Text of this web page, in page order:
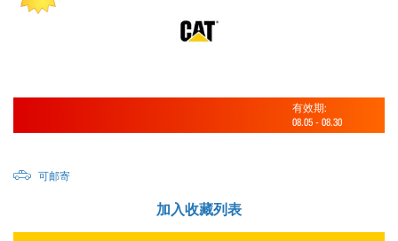
有效期:
08.05 - 08.30
可邮寄
加入收藏列表